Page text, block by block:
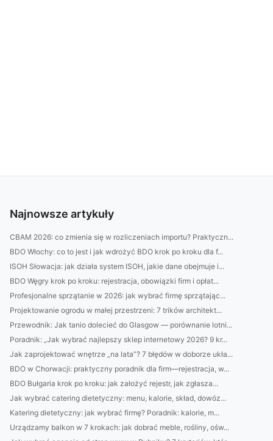
Najnowsze artykuły
CBAM 2026: co zmienia się w rozliczeniach importu? Praktyczn...
BDO Włochy: co to jest i jak wdrożyć BDO krok po kroku dla f...
ISOH Słowacja: jak działa system ISOH, jakie dane obejmuje i...
BDO Węgry krok po kroku: rejestracja, obowiązki firm i opłat...
Profesjonalne sprzątanie w 2026: jak wybrać firmę sprzątając...
Projektowanie ogrodu w małej przestrzeni: 7 trików architekt...
Przewodnik: Jak tanio dolecieć do Glasgow — porównanie lotni...
Poradnik: „Jak wybrać najlepszy sklep internetowy 2026? 9 kr...
Jak zaprojektować wnętrze „na lata”? 7 błędów w doborze ukła...
BDO w Chorwacji: praktyczny poradnik dla firm—rejestracja, w...
BDO Bułgaria krok po kroku: jak założyć rejestr, jak zgłasza...
Jak wybrać catering dietetyczny: menu, kalorie, skład, dowóz...
Katering dietetyczny: jak wybrać firmę? Poradnik: kalorie, m...
Urządzamy balkon w 7 krokach: jak dobrać meble, rośliny, ośw...